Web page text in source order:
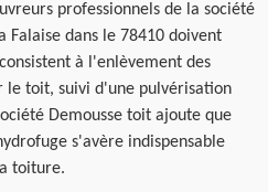
professionnels de la société
Falaise dans le 78410 doivent
à l'enlèvement des
le toit, suivi d'une pulvérisation
Demousse toit ajoute que
s'avère indispensable
toiture.